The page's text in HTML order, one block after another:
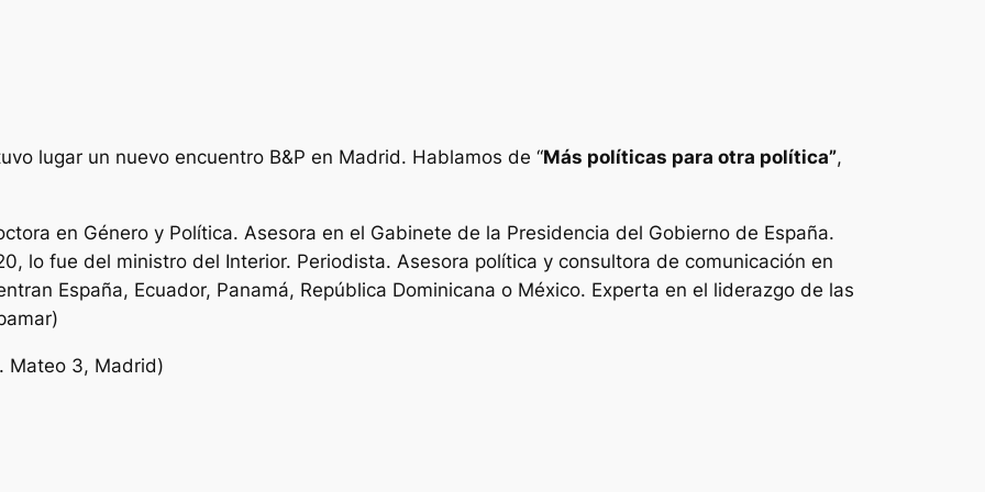
lugar un nuevo encuentro B&P en Madrid. Hablamos de “Más políticas para otra política”,
en Género y Política. Asesora en el Gabinete de la Presidencia del Gobierno de España.
lo fue del ministro del Interior. Periodista. Asesora política y consultora de comunicación en
España, Ecuador, Panamá, República Dominicana o México. Experta en el liderazgo de las
Mateo 3, Madrid)